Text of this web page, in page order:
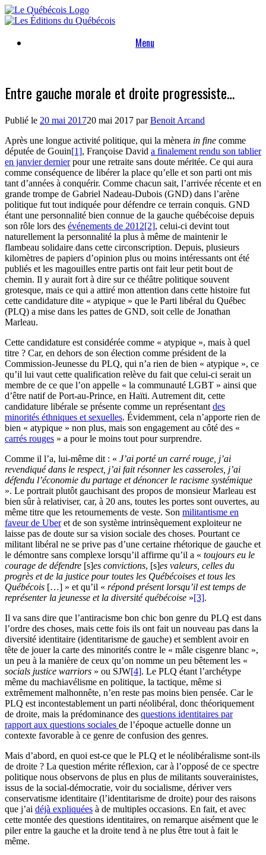
Skip
to
Menu
Entre gauche morale et droite progressiste…
Publié le 20 mai 201720 mai 2017 parBenoit Arcand
Après une longue activité politique, qui la mènera in fine comme
députée de Gouin[1], Françoise David a finalement rendu son tablier
en janvier dernierpour une retraite sans doute méritée. Ce qui aura
comme conséquence de libérer la place qu’elle et son parti ont mis
tant d’années à conquérir. Comme chacun sait, l’arrivée récente et en
grande trompe de Gabriel Nadeau-Dubois (GND) dans l’arène
politique fut tout indiquée pour défendre ce terrain conquis. GND
étant une personnalité bien connue de la gauche québécoise depuis
son rôle lors des événements de 2012[2], celui-ci devint tout
naturellement la personnalité la plus à même de maintenir le
flambeau solidaire dans cette circonscription. Depuis, plusieurs
kilomètres de papiers d’opinion plus ou moins intéressants ont été
publiés et les magouilles entre partis ont fait leur petit bout de
chemin. Il y aurait fort à dire sur ce théâtre politique souvent
grotesque, mais ce qui a attiré mon attention dans cette histoire fut
cette candidature dite « atypique » que le Parti libéral du Québec
(PLQ) a mise dans les pattes de GND, soit celle de Jonathan
Marleau.
Cette candidature est considérée comme « atypique », mais à quel
titre ? Car, en dehors de son élection comme président de la
Commission-Jeunesse du PLQ, qui n’a rien de bien « atypique », ce
qu’il lui vaut cette qualification relève du fait que celui-ci serait un
membre de ce que l’on appelle « la communauté LGBT » ainsi que
d’être natif de Port-au-Prince, en Haïti. Autrement dit, cette
candidature libérale se présente comme un représentant des
minorités éthniques et sexuelles. Évidemment, cela n’apporte rien de
bien « atypique » non plus, mais son engagement au côté des «
carrés rouges » a pour le moins tout pour surprendre.
Comme il l’a, lui-même dit : « J’ai porté un carré rouge, j’ai
revendiqué dans le respect, j’ai fait résonner les casseroles, j’ai
défendu l’économie du partage et dénoncer le racisme systémique
». Le portrait plutôt gauchisant des propos de monsieur Marleau est
bien sûr à relativiser, car, à 20 ans, toutes les portes sont ouvertes, au
même titre que les retournements de veste. Son militantisme en
faveur de Uberet de son système intrinsèquement exploiteur ne
laisse pas de doute sur sa vision sociale des choses. Pourtant ce
militant libéral ne se prive pas d’une certaine rhétorique de gauche et
le démontre sans complexe lorsqu’il affirme qu’il a « toujours eu le
courage de défendre [s]es convictions, [s]es valeurs, celles du
progrès et de la justice pour toutes les Québécoises et tous les
Québécois […] » et qu’il « répond présent lorsqu’il est temps de
représenter la jeunesse et la diversité québécoise »[3].
Il va sans dire que l’antiracisme bon chic bon genre du PLQ est dans
l’ordre des choses, mais cette fois ils ont fait un nouveau pas dans la
diversité identitaire (identitarisme de gauche) et semblent avoir en
tête de jouer la carte des minorités contre le « mâle cisgenre blanc »,
un peu à la manière de ceux qu’on nomme un peu bêtement les «
socials justice warriors » ou SJW[4]. Le PLQ étant l’archétype
même du machiavélisme en politique, la tactique, même si
extrêmement malhonnête, n’en reste pas moins bien pensée. Car le
PLQ est incontestablement un parti néolibéral, donc théoriquement
de droite, mais la prédominance des questions identitaires par
rapport aux questions sociales de l’époque actuelle donne un
contexte favorable à ce genre de confusion des genres.
Mais d’abord, en quoi est-ce que le PLQ et le néolibéralisme sont-ils
de droite ? La question mérite réflexion, car à l’opposé de ce spectre
politique nous observons de plus en plus de militants souverainistes,
issus de la social-démocratie, voir du socialisme, dériver vers
conservatisme identitaire (l’identitarisme de droite) pour des raisons
que j’ai déjà expliquées à de multiples occasions. En fait, et avec
cette montée des questions identitaires, on remarque aisément que le
piler entre la gauche et la droite tend à ne plus être tout à fait le
même.